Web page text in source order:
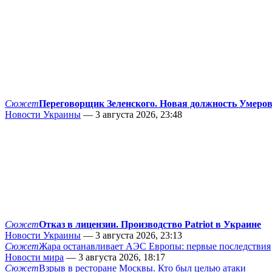
СюжетПереговорщик Зеленского. Новая должность
Новости Украины — 3 августа 2026, 23:48
СюжетОтказ в лицензии. Производство Patriot в Украине
Новости Украины — 3 августа 2026, 23:13
СюжетЖара останавливает АЭС Европы: первые последствия
Новости мира — 3 августа 2026, 18:17
СюжетВзрыв в ресторане Москвы. Кто был целью атаки